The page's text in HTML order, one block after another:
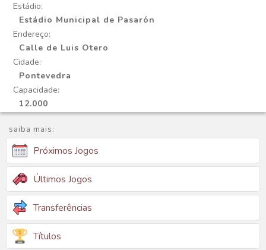
Estádio:
Estádio Municipal de Pasarón
Endereço:
Calle de Luis Otero
Cidade:
Pontevedra
Capacidade:
12.000
saiba mais:
Próximos Jogos
Últimos Jogos
Transferências
Títulos